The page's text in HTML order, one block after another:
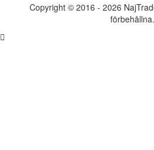
Copyright © 2016 - 2026
förbehållna.